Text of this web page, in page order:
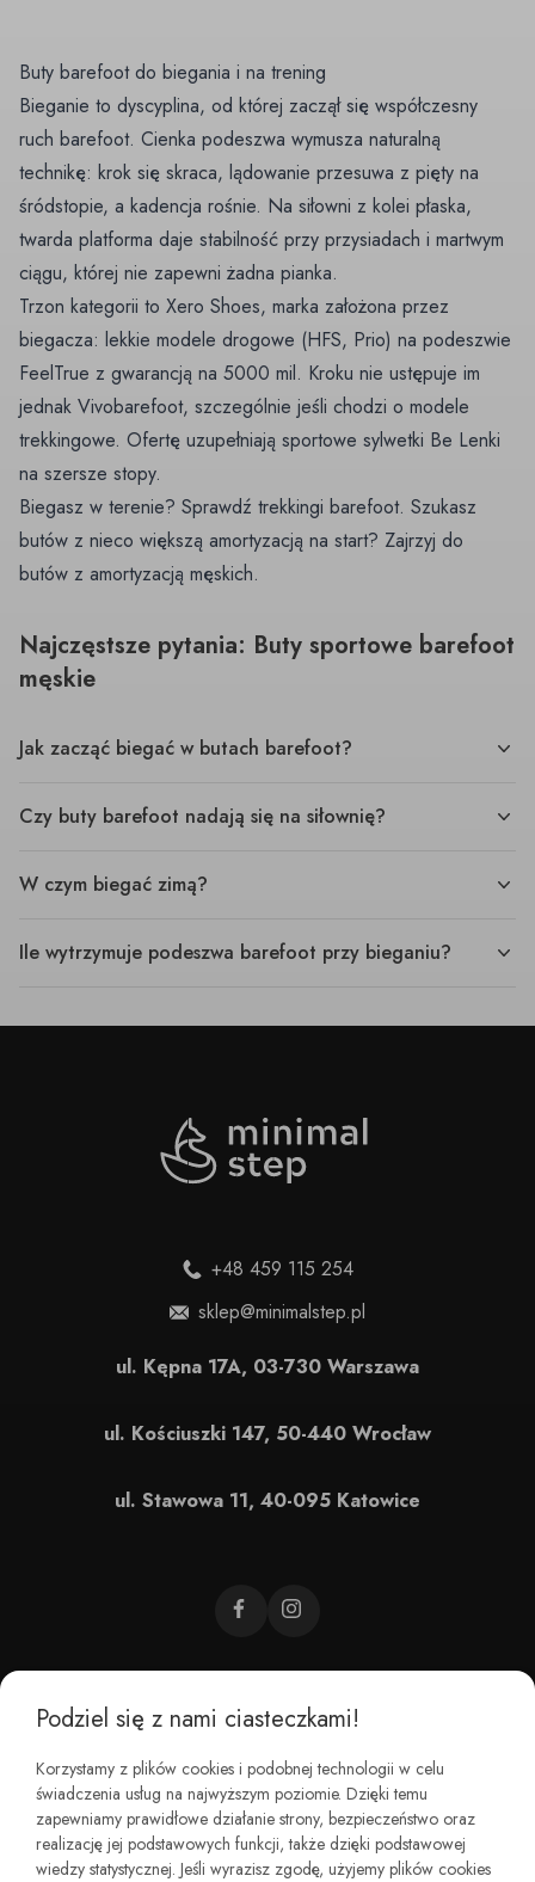
Buty barefoot do biegania i na trening
Bieganie to dyscyplina, od której zaczął się współczesny
ruch barefoot. Cienka podeszwa wymusza naturalną
technikę: krok się skraca, lądowanie przesuwa z pięty na
śródstopie, a kadencja rośnie. Na siłowni z kolei płaska,
twarda platforma daje stabilność przy przysiadach i martwym
ciągu, której nie zapewni żadna pianka.
Trzon kategorii to Xero Shoes, marka założona przez
biegacza: lekkie modele drogowe (HFS, Prio) na podeszwie
FeelTrue z gwarancją na 5000 mil. Kroku nie ustępuje im
jednak Vivobarefoot, szczególnie jeśli chodzi o modele
trekkingowe. Ofertę uzupełniają sportowe sylwetki Be Lenki
na szersze stopy.
Biegasz w terenie? Sprawdź trekkingi barefoot. Szukasz
butów z nieco większą amortyzacją na start? Zajrzyj do
butów z amortyzacją męskich.
Najczęstsze pytania: Buty sportowe barefoot
męskie
Jak zacząć biegać w butach barefoot?
Czy buty barefoot nadają się na siłownię?
W czym biegać zimą?
Ile wytrzymuje podeszwa barefoot przy bieganiu?
KIM JESTEŚMY?
+48 459 115 254
sklep@minimalstep.pl
ul. Kępna 17A, 03-730 Warszawa
ul. Kościuszki 147, 50-440 Wrocław
ul. Stawowa 11, 40-095 Katowice
Podziel się z nami ciasteczkami!
Korzystamy z plików cookies i podobnej technologii w celu
świadczenia usług na najwyższym poziomie. Dzięki temu
zapewniamy prawidłowe działanie strony, bezpieczeństwo oraz
realizację jej podstawowych funkcji, także dzięki podstawowej
wiedzy statystycznej. Jeśli wyrazisz zgodę, użyjemy plików cookies